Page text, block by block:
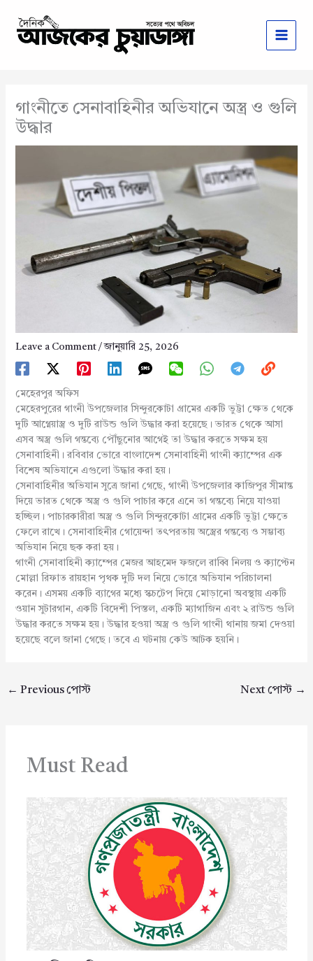
content
গাংনীতে সেনাবাহিনীর অভিযানে অস্ত্র ও গুলি
উদ্ধার
Leave a Comment /জানুয়ারি 25, 2026
মেহেরপুর অফিস
মেহেরপুরের গাংনী উপজেলার সিন্দুরকোটা গ্রামের একটি ভুট্টা ক্ষেত থেকে
দুটি আগ্নেয়াস্ত্র ও দুটি রাউন্ড গুলি উদ্ধার করা হয়েছে। ভারত থেকে আসা
এসব অস্ত্র গুলি গন্তব্যে পৌঁছুনোর আগেই তা উদ্ধার করতে সক্ষম হয়
সেনাবাহিনী। রবিবার ভোরে বাংলাদেশ সেনাবাহিনী গাংনী ক্যাম্পের এক
বিশেষ অভিযানে এগুলো উদ্ধার করা হয়।
সেনাবাহিনীর অভিযান সুত্রে জানা গেছে, গাংনী উপজেলার কাজিপুর সীমান্ত
দিয়ে ভারত থেকে অস্ত্র ও গুলি পাচার করে এনে তা গন্তব্যে নিয়ে যাওয়া
হচ্ছিল। পাচারকারীরা অস্ত্র ও গুলি সিন্দুরকোটা গ্রামের একটি ভুট্টা ক্ষেতে
ফেলে রাখে। সেনাবাহিনীর গোয়েন্দা তৎপরতায় অস্ত্রের গন্তব্যে ও সম্ভাব্য
অভিযান নিয়ে ছক করা হয়।
গাংনী সেনাবাহিনী ক্যাম্পের মেজর আহমেদ ফজলে রাব্বি নিলয় ও ক্যাপ্টেন
মোল্লা রিফাত রায়হান পৃথক দুটি দল নিয়ে ভোরে অভিযান পরিচালনা
করেন। এসময় একটি ব্যাগের মধ্যে স্কচটেপ দিয়ে মোড়ানো অবস্থায় একটি
ওয়ান সুটারগান, একটি বিদেশী পিস্তল, একটি ম্যাগাজিন এবং ২ রাউন্ড গুলি
উদ্ধার করতে সক্ষম হয়। উদ্ধার হওয়া অস্ত্র ও গুলি গাংনী থানায় জমা দেওয়া
হয়েছে বলে জানা গেছে। তবে এ ঘটনায় কেউ আটক হয়নি।
← Previous পোস্ট Next পোস্ট →
Must Read